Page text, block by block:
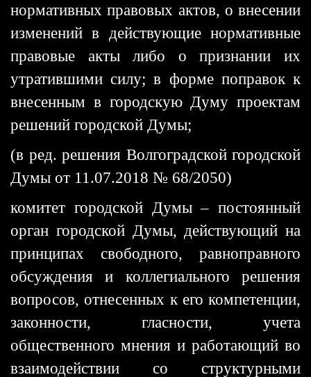
нормативных правовых актов, о внесении
изменений в действующие нормативные
правовые акты либо о признании их
утратившими силу; в форме поправок к
внесенным в городскую Думу проектам
решений городской Думы;
(в ред. решения Волгоградской городской
Думы от 11.07.2018 № 68/2050)
комитет городской Думы – постоянный
орган городской Думы, действующий на
принципах свободного, равноправного
обсуждения и коллегиального решения
вопросов, отнесенных к его компетенции,
законности, гласности, учета
общественного мнения и работающий во
взаимодействии со структурными